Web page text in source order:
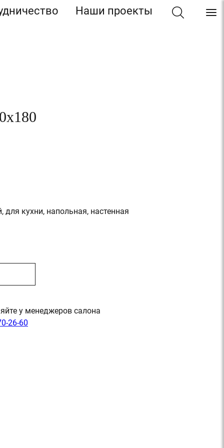
Наши проекты
для кухни, напольная, настенная
у менеджеров салона
26-60